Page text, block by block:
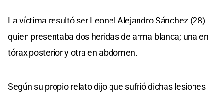
La víctima resultó ser Leonel Alejandro Sánchez (28)
quien presentaba dos heridas de arma blanca; una en
tórax posterior y otra en abdomen.
Según su propio relato dijo que sufrió dichas lesiones